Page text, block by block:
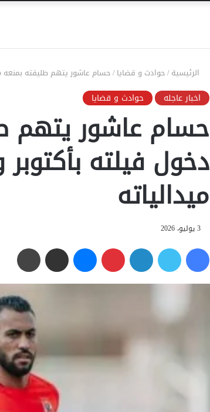
الرئيسية/حوادث و قضايا/حسام عاشور يتهم طليقته بمنعه
اخبار عاجله حوادث و قضايا
حسام عاشور يتهم
دخول فيلته
ميدالياته
3 يوليو، 2026
فيسبوك تويتر لينكدإن بينتيريست ماسنجر مشاركة عبر البريد